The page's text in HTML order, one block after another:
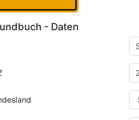
- Daten